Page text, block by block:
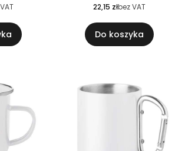
22,15 złbez VAT
Do koszyka